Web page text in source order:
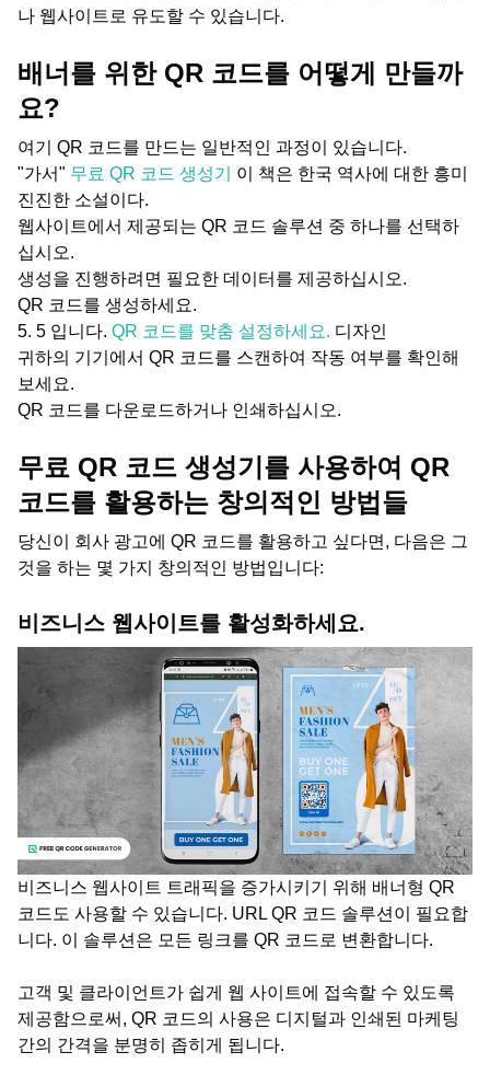
나 웹사이트로 유도할 수 있습니다.
배너를 위한 QR 코드를 어떻게 만들까
요?
여기 QR 코드를 만드는 일반적인 과정이 있습니다.
"가서" 무료 QR 코드 생성기
이 책은 한국 역사에 대한 흥미
진진한 소설이다.
웹사이트에서 제공되는 QR 코드 솔루션 중 하나를 선택하
십시오.
생성을 진행하려면 필요한 데이터를 제공하십시오.
QR 코드를 생성하세요.
5. 5 입니다. QR 코드를 맞춤 설정하세요. 디자인
귀하의 기기에서 QR 코드를 스캔하여 작동 여부를 확인해
보세요.
QR 코드를 다운로드하거나 인쇄하십시오.
무료 QR 코드 생성기를 사용하여 QR
코드를 활용하는 창의적인 방법들
당신이 회사 광고에 QR 코드를 활용하고 싶다면, 다음은 그
것을 하는 몇 가지 창의적인 방법입니다:
비즈니스 웹사이트를 활성화하세요.
비즈니스 웹사이트 트래픽을 증가시키기 위해 배너형 QR
코드도 사용할 수 있습니다. URL QR 코드 솔루션이 필요합
니다. 이 솔루션은 모든 링크를 QR 코드로 변환합니다.
고객 및 클라이언트가 쉽게 웹 사이트에 접속할 수 있도록
제공함으로써, QR 코드의 사용은 디지털과 인쇄된 마케팅
간의 간격을 분명히 좁히게 됩니다.